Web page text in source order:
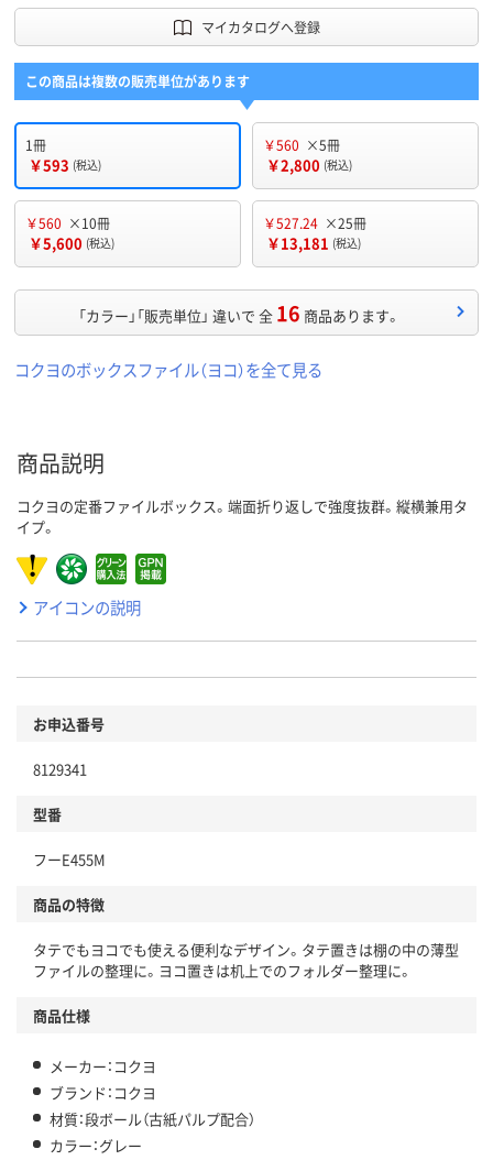
マイカタログへ登録
この商品は複数の販売単位があります
1冊
￥593 (税込)
￥560 ×5冊
￥2,800 (税込)
￥560 ×10冊
￥5,600 (税込)
￥527.24 ×25冊
￥13,181 (税込)
「カラー」「販売単位」 違いで 全 16 商品あります。
コクヨのボックスファイル（ヨコ）を全て見る
商品説明
コクヨの定番ファイルボックス。端面折り返しで強度抜群。縦横兼用タ
イプ。
アイコンの説明
お申込番号
8129341
型番
フーE455M
商品の特徴
タテでもヨコでも使える便利なデザイン。タテ置きは棚の中の薄型
ファイルの整理に。ヨコ置きは机上でのフォルダー整理に。
商品仕様
メーカー：コクヨ
ブランド：コクヨ
材質：段ボール（古紙パルプ配合）
カラー：グレー